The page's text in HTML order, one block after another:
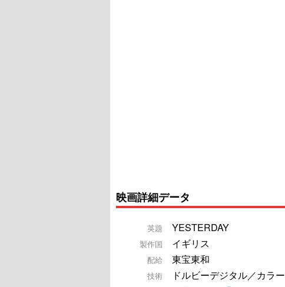
映画詳細データ
英題 YESTERDAY
製作国 イギリス
配給 東宝東和
技術 ドルビーデジタル／カラー